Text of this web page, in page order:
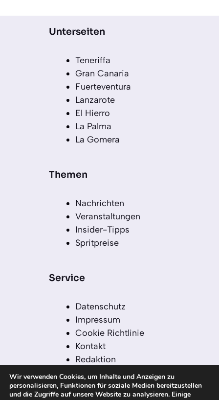
Unterseiten
Teneriffa
Gran Canaria
Fuerteventura
Lanzarote
El Hierro
La Palma
La Gomera
Themen
Nachrichten
Veranstaltungen
Insider-Tipps
Spritpreise
Service
Datenschutz
Impressum
Cookie Richtlinie
Kontakt
Redaktion
Redaktionelle Leitlinien
Sitemap
Wir verwenden Cookies, um Inhalte und Anzeigen zu
personalisieren, Funktionen für soziale Medien bereitzustellen
und die Zugriffe auf unsere Website zu analysieren. Einige